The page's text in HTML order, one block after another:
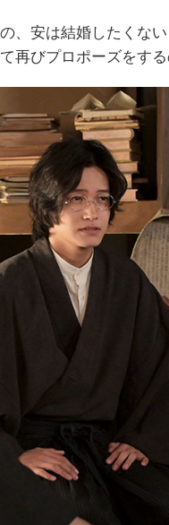
、安は結婚したくな
再びプロポーズをする